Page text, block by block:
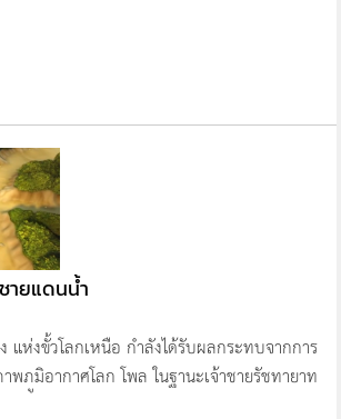
ายแดนน้ำ
แห่งขั้วโลกเหนือ กำลังได้รับผลกระทบจากการ
พภ­ูมิอากาศโลก โพล ในฐานะเจ้าชายรัชทายาท